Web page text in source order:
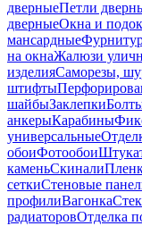
дверныеПетли
дверныеОкна и
мансардные
на окнаЖалюзи
изделияСаморезы,
штифты
шайбыЗаклепки
анкерыКарабины
универсальные
обоиФотообои
каменьСкинали
сеткиСтеновые
профилиВагонка
радиаторовОтделка